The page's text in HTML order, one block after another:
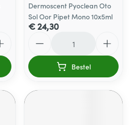
Dermoscent Pyoclean Oto
Sol Oor Pipet Mono 10x5ml
€ 24,30
Bestel